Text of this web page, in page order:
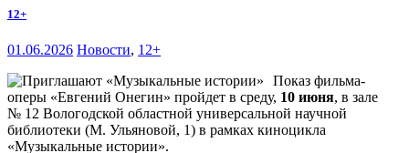
12+
01.06.2026 Новости, 12+
Показ фильма-
оперы «Евгений Онегин» пройдет в среду, 10 июня, в зале
№ 12 Вологодской областной универсальной научной
библиотеки (М. Ульяновой, 1) в рамках киноцикла
«Музыкальные истории».